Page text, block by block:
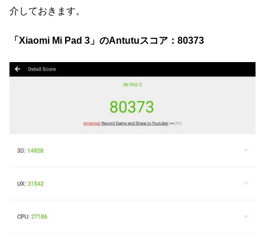
介しておきます。
「Xiaomi Mi Pad 3」のAntutuスコア：80373